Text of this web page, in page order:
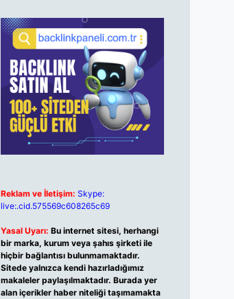
Reklam ve İletişim: Skype:
live:.cid.575569c608265c69
Yasal Uyarı: Bu internet sitesi, herhangi
bir marka, kurum veya şahıs şirketi ile
hiçbir bağlantısı bulunmamaktadır.
Sitede yalnızca kendi hazırladığımız
makaleler paylaşılmaktadır. Burada yer
alan içerikler haber niteliği taşımamakta